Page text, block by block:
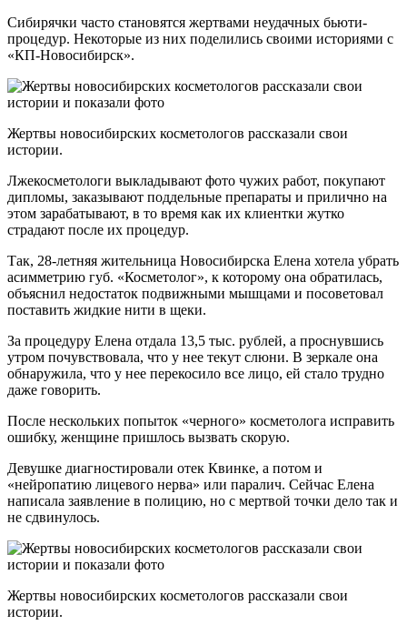
Сибирячки часто становятся жертвами неудачных бьюти-
процедур. Некоторые из них поделились своими историями с
«КП-Новосибирск».
Жертвы новосибирских косметологов рассказали свои
истории.
Лжекосметологи выкладывают фото чужих работ, покупают
дипломы, заказывают поддельные препараты и прилично на
этом зарабатывают, в то время как их клиентки жутко
страдают после их процедур.
Так, 28-летняя жительница Новосибирска Елена хотела убрать
асимметрию губ. «Косметолог», к которому она обратилась,
объяснил недостаток подвижными мышцами и посоветовал
поставить жидкие нити в щеки.
За процедуру Елена отдала 13,5 тыс. рублей, а проснувшись
утром почувствовала, что у нее текут слюни. В зеркале она
обнаружила, что у нее перекосило все лицо, ей стало трудно
даже говорить.
После нескольких попыток «черного» косметолога исправить
ошибку, женщине пришлось вызвать скорую.
Девушке диагностировали отек Квинке, а потом и
«нейропатию лицевого нерва» или паралич. Сейчас Елена
написала заявление в полицию, но с мертвой точки дело так и
не сдвинулось.
Жертвы новосибирских косметологов рассказали свои
истории.